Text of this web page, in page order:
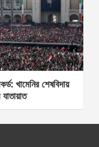
খামেনির শেষবিদায়